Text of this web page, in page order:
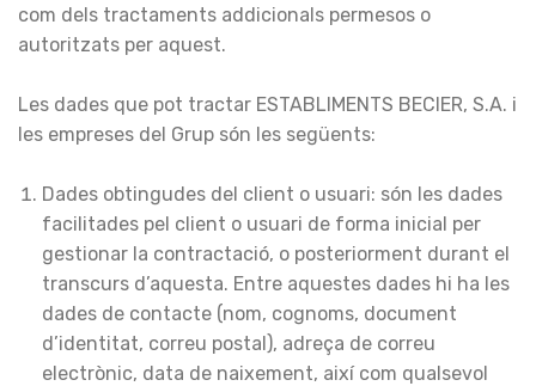
com dels tractaments addicionals permesos o
autoritzats per aquest.
Les dades que pot tractar ESTABLIMENTS BECIER, S.A. i
les empreses del Grup són les següents:
Dades obtingudes del client o usuari: són les dades
facilitades pel client o usuari de forma inicial per
gestionar la contractació, o posteriorment durant el
transcurs d’aquesta. Entre aquestes dades hi ha les
dades de contacte (nom, cognoms, document
d’identitat, correu postal), adreça de correu
electrònic, data de naixement, així com qualsevol